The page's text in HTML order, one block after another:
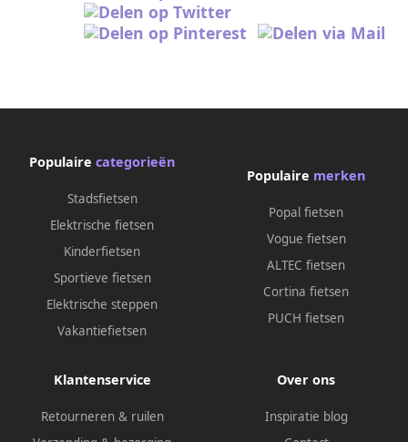
Populaire categorieën
Stadsfietsen
Elektrische fietsen
Kinderfietsen
Sportieve fietsen
Elektrische steppen
Vakantiefietsen
Populaire merken
Popal fietsen
Vogue fietsen
ALTEC fietsen
Cortina fietsen
PUCH fietsen
Klantenservice
Retourneren & ruilen
Over ons
Inspiratie blog